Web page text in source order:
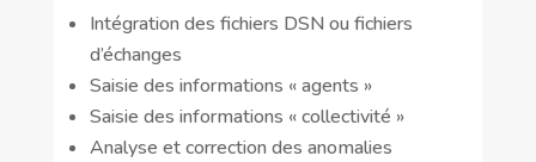
Intégration des fichiers DSN ou fichiers
d’échanges
Saisie des informations « agents »
Saisie des informations « collectivité »
Analyse et correction des anomalies